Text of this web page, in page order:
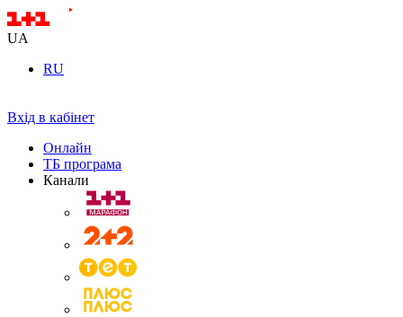
UA
RU
Вхід в кабінет
Онлайн
ТБ програма
Канали